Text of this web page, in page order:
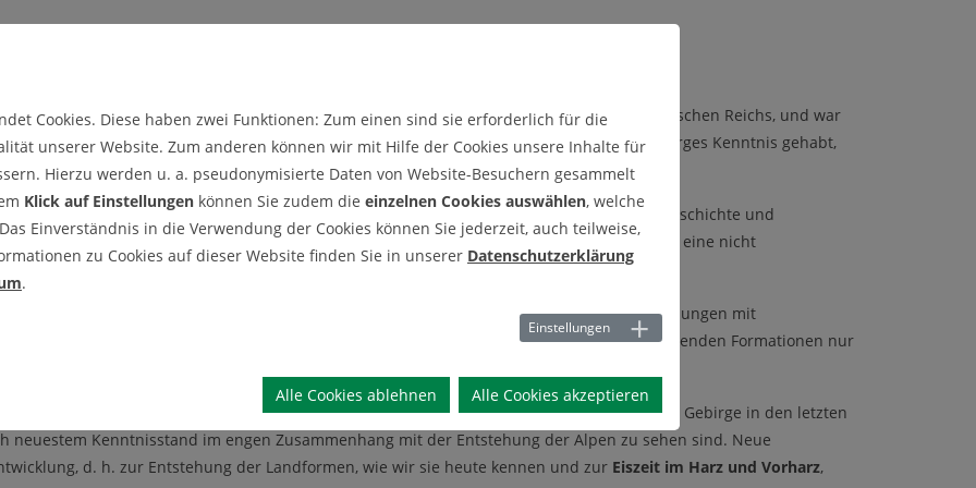
des unwegsamen Hercynia silva , des dunklen bewaldeten Gebirges, an der Grenze des Rö­mischen Reichs, und war
Ob das so geblieben wäre, hätten die Römer von dem Silberreichtum dieses Gebirges Kenntnis gehabt,
bekannt ge­macht. Mythen und Literatur, Naturgeschichte und Technik, Siedlungsgeschichte und
heute im modernen Leben des 3. Jahrtausends, vor allem für den norddeutschen Raum, eine nicht
geologisch nicht zur Ruhe kommt - aus wissenschaftlicher Sicht - belegen Ver­öffentlichungen mit
zu entnehmen ist, dass die Kenntnisse über Gesteine und die paläozoischen gebirgsbildenden Formationen nur
der Tektonik der jüngeren Entwicklungsgeschichte, d. h. zur Entstehung des Harzes als Gebirge in den letzten
neuestem Kenntnisstand im engen Zusammenhang mit der Entstehung der Alpen zu sehen sind. Neue
d. h. zur Entstehung der Landformen, wie wir sie heute kennen und zur Eiszeit im Harz und Vorharz,
Cookies. Diese haben zwei Funktionen: Zum einen sind sie erforderlich für die
unserer Website. Zum anderen können wir mit Hilfe der Cookies unsere Inhalte für
Hierzu werden u. a. pseudonymisierte Daten von Website-Besuchern gesammelt
Klick auf Einstellungen können Sie zudem die einzelnen Cookies auswählen, welche
Einverständnis in die Verwendung der Cookies können Sie jederzeit, auch teilweise,
zu Cookies auf dieser Website finden Sie in unserer Datenschutzerklärung
.
Einstellungen
Alle Cookies ablehnen Alle Cookies akzeptieren